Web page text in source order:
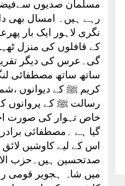
مسلمان صدیوں
رہے ہیں۔ امسال بھی
نگری لاہور ایک بار
کے قافلوں کی منزل
گی۔عرس کی دیگر
ساتھ ساتھ مصطفائی
کریم ﷺ کے دیوانوں
رسالت ﷺ کے پروانوں
خاص تہوار کی صورت
گیا ہے ۔مصطفائی
اس کے لیے کاوشیں لائق
صدتحسین ہیں۔حزب
میں شاہ ہجویر قومی